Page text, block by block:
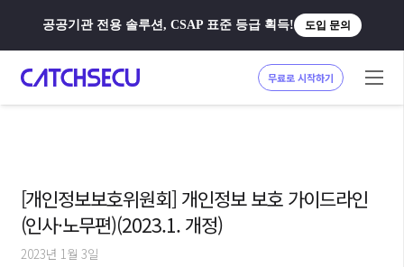
공공기관 전용 솔루션, CSAP 표준 등급 획득! 도입 문의
무료로 시작하기
[개인정보보호위원회] 개인정보 보호 가이드라인
(인사·노무편)(2023.1. 개정)
2023년 1월 3일